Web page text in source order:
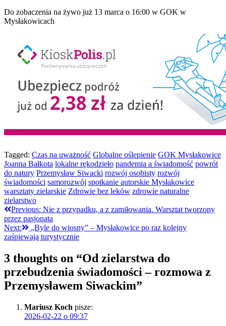
Do zobaczenia na żywo już 13 marca o 16:00 w GOK w
Mysłakowicach
Tagged: Czas na uważność Globalne oślepienie GOK Mysłakowice
Joanna Bałkota lokalne rękodzieło pandemia a świadomość powrót
do natury Przemysław Siwacki rozwój osobisty rozwój
świadomości samorozwój spotkanie autorskie Mysłakowice
warsztaty zielarskie Zdrowie bez leków zdrowie naturalne
zielarstwo
Nawigacja
wpisu
Previous: Nie z przypadku, a z zamiłowania. Warsztat tworzony
przez pasjonata
Next:
„Byle do wiosny” – Mysłakowice po raz kolejny
zaśpiewają turystycznie
3 thoughts on “Od zielarstwa do
przebudzenia świadomości – rozmowa z
Przemysławem Siwackim”
Mariusz Koch pisze:
2026-02-22 o 09:37